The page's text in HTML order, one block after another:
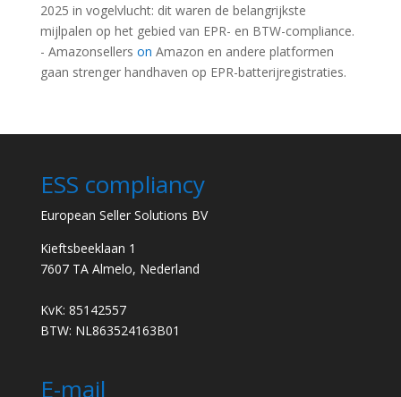
2025 in vogelvlucht: dit waren de belangrijkste
mijlpalen op het gebied van EPR- en BTW-compliance.
- Amazonsellers on Amazon en andere platformen
gaan strenger handhaven op EPR-batterijregistraties.
ESS compliancy
European Seller Solutions BV
Kieftsbeeklaan 1
7607 TA Almelo, Nederland
KvK: 85142557
BTW: NL863524163B01
E-mail